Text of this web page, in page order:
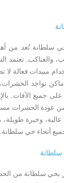
تُعد من
والعناكب.
مبيدات فعالة لا
تواجد
جميع الآفات.
من عودة الحشرات
وخبرة طويلة،
أنحاء حي سلطانة.
سلطانة
بحي سلطانة من